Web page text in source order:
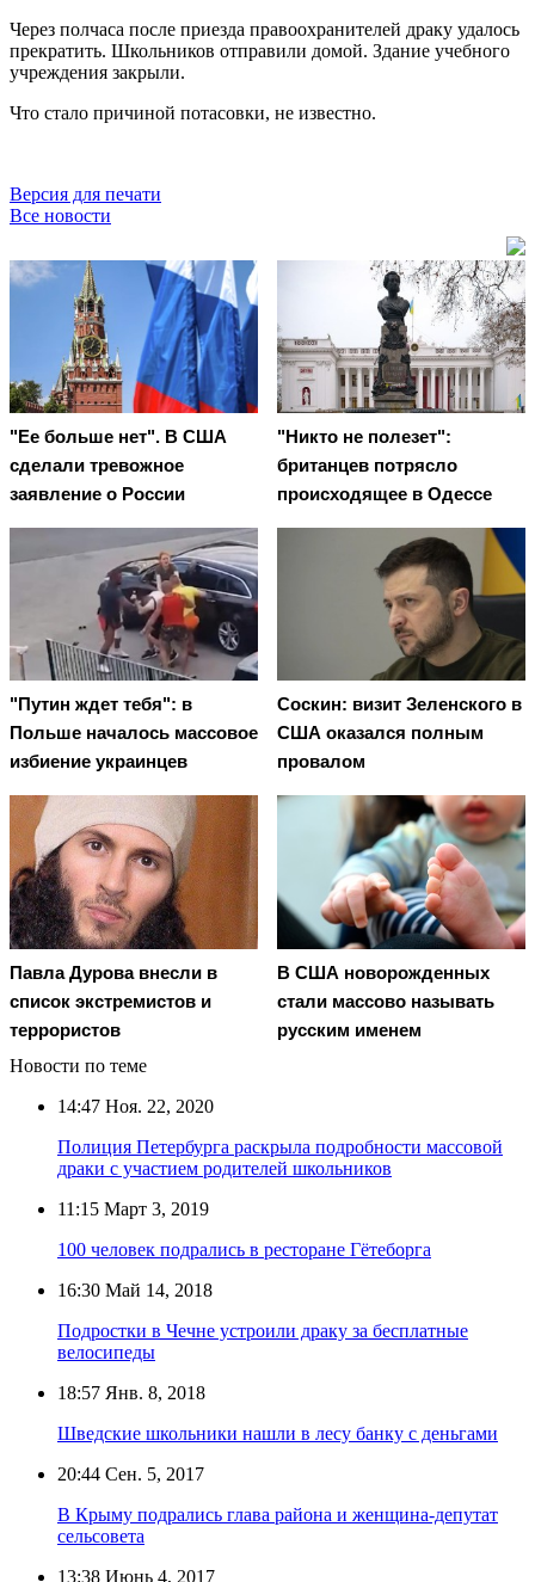
Через полчаса после приезда правоохранителей драку удалось
прекратить. Школьников отправили домой. Здание учебного
учреждения закрыли.
Что стало причиной потасовки, не известно.
Версия для печати
Все новости
"Ее больше нет". В США
сделали тревожное
заявление о России
"Никто не полезет":
британцев потрясло
происходящее в Одессе
"Путин ждет тебя": в
Польше началось массовое
избиение украинцев
Соскин: визит Зеленского в
США оказался полным
провалом
Павла Дурова внесли в
список экстремистов и
террористов
В США новорожденных
стали массово называть
русским именем
Новости по теме
14:47 Ноя. 22, 2020
Полиция Петербурга раскрыла подробности массовой
драки с участием родителей школьников
11:15 Март 3, 2019
100 человек подрались в ресторане Гётеборга
16:30 Май 14, 2018
Подростки в Чечне устроили драку за бесплатные
велосипеды
18:57 Янв. 8, 2018
Шведские школьники нашли в лесу банку с деньгами
20:44 Сен. 5, 2017
В Крыму подрались глава района и женщина-депутат
сельсовета
13:38 Июнь 4, 2017